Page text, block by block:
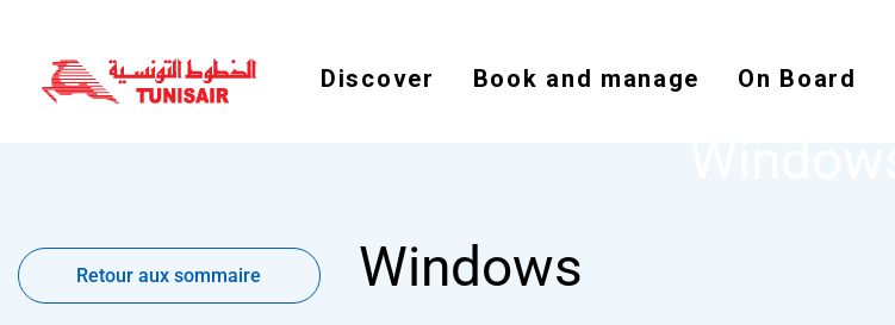
main
Discover Book and manage On Board
NODE WINDOWS
aux
sommaireRetour aux sommaire Windows